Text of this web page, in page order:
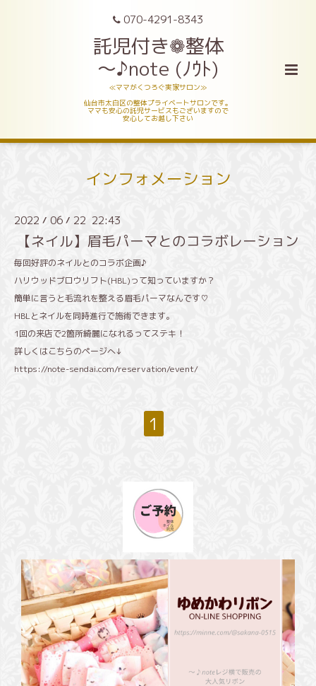
070-4291-8343
託児付き❁整体
～♪note (ﾉｳﾄ)
≪ママがくつろぐ実家サロン≫
仙台市太白区の整体プライベートサロンです。
ママも安心の託児サービスもございますので
安心してお越し下さい
インフォメーション
2022 / 06 / 22 22:43
【ネイル】眉毛パーマとのコラボレーション
毎回好評のネイルとのコラボ企画♪
ハリウッドブロウリフト(HBL)って知っていますか？
簡単に言うと毛流れを整える眉毛パーマなんです♡
HBLとネイルを同時進行で施術できます。
1回の来店で2箇所綺麗になれるってステキ！
詳しくはこちらのページへ↓
https://note-sendai.com/reservation/event/
1